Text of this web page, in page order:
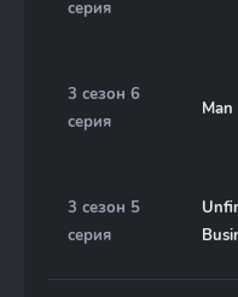
серия
3 сезон 6
серия
3 сезон 5
серия